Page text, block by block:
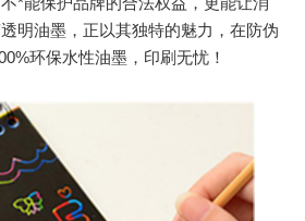
明油墨，正以其独特的魅力，在防伪
环保水性油墨，印刷无忧！